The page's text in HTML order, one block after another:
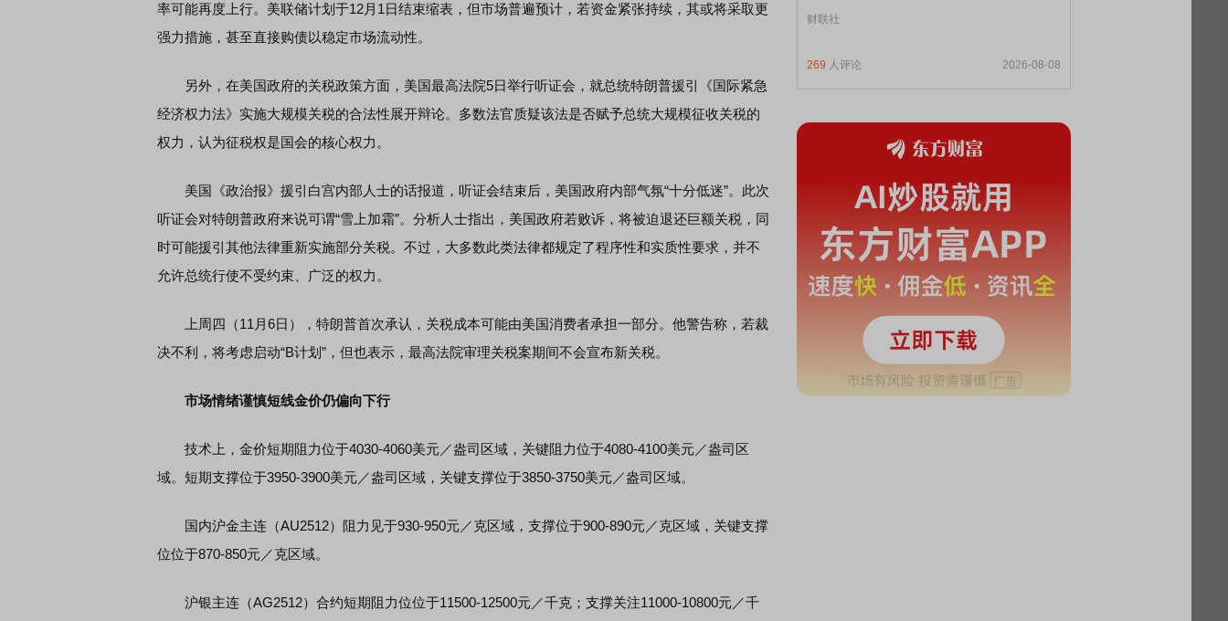
率可能再度上行。美联储计划于12月1日结束缩表，但市场普遍预计，若资金紧张持续，其或将采取更
强力措施，甚至直接购债以稳定市场流动性。
另外，在美国政府的关税政策方面，美国最高法院5日举行听证会，就总统特朗普援引《国际紧急
经济权力法》实施大规模关税的合法性展开辩论。多数法官质疑该法是否赋予总统大规模征收关税的
权力，认为征税权是国会的核心权力。
美国《政治报》援引白宫内部人士的话报道，听证会结束后，美国政府内部气氛“十分低迷”。此次
听证会对特朗普政府来说可谓“雪上加霜”。分析人士指出，美国政府若败诉，将被迫退还巨额关税，同
时可能援引其他法律重新实施部分关税。不过，大多数此类法律都规定了程序性和实质性要求，并不
允许总统行使不受约束、广泛的权力。
上周四（11月6日），特朗普首次承认，关税成本可能由美国消费者承担一部分。他警告称，若裁
决不利，将考虑启动“B计划”，但也表示，最高法院审理关税案期间不会宣布新关税。
市场情绪谨慎短线金价仍偏向下行
技术上，金价短期阻力位于4030-4060美元／盎司区域，关键阻力位于4080-4100美元／盎司区
域。短期支撑位于3950-3900美元／盎司区域，关键支撑位于3850-3750美元／盎司区域。
国内沪金主连（AU2512）阻力见于930-950元／克区域，支撑位于900-890元／克区域，关键支撑
位位于870-850元／克区域。
沪银主连（AG2512）合约短期阻力位位于11500-12500元／千克；支撑关注11000-10800元／千
财联社
269 人评论 2026-08-08